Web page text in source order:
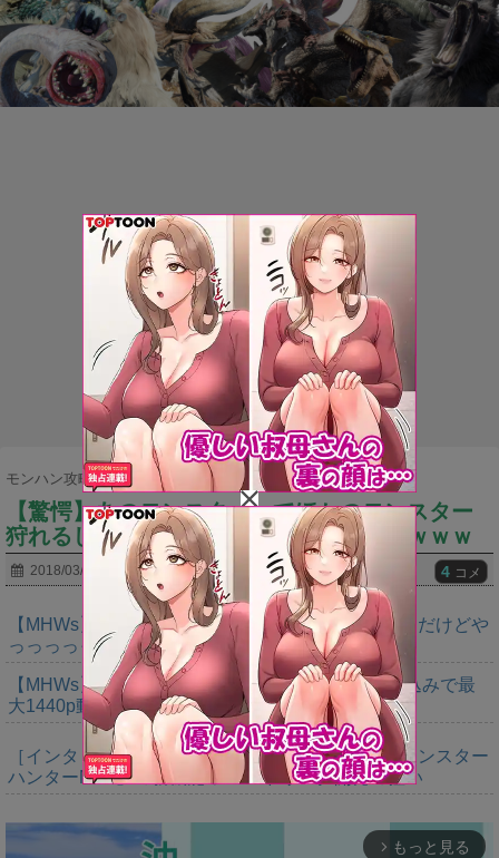
モンハン攻略まとめ隊 > モンスター
【驚愕】あのモンスターってほかのモンスター
狩れるし天敵ってハンターだけじゃね？ｗｗｗ
2018/03/03 4 コメ
【MHWs】ゴールドエディションの値段今知ったんだけどや
っっっっっっすwwwww
【MHWs】「Switch2版モンハンワイルズはDLSS込みで最
大1440p動作」
［インタビュー］距離を超えて，一緒に狩る。「モンスター
ハンターNow」の新機能 フレンドリンク開発の狙い
arrow_forward_ios もっと見る